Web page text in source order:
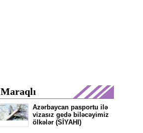
Maraqlı
Azərbaycan pasportu ilə
vizasız gedə biləcəyimiz
ölkələr (SİYAHI)